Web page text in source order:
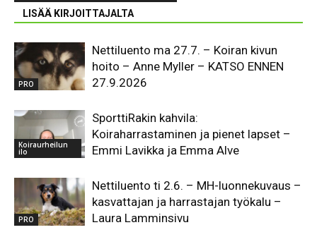
LISÄÄ KIRJOITTAJALTA
PRO
Nettiluento ma 27.7. – Koiran kivun
hoito – Anne Myller – KATSO ENNEN
27.9.2026
Koiraurheilun
ilo
SporttiRakin kahvila:
Koiraharrastaminen ja pienet lapset –
Emmi Lavikka ja Emma Alve
PRO
Nettiluento ti 2.6. – MH-luonnekuvaus –
kasvattajan ja harrastajan työkalu –
Laura Lamminsivu